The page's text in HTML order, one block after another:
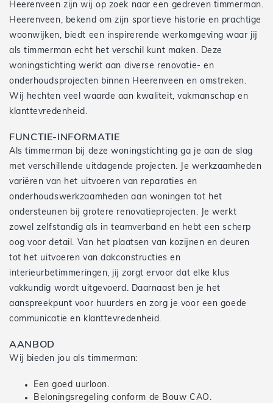
Heerenveen zijn wij op zoek naar een gedreven timmerman.
Heerenveen, bekend om zijn sportieve historie en prachtige
woonwijken, biedt een inspirerende werkomgeving waar jij
als timmerman echt het verschil kunt maken. Deze
woningstichting werkt aan diverse renovatie- en
onderhoudsprojecten binnen Heerenveen en omstreken.
Wij hechten veel waarde aan kwaliteit, vakmanschap en
klanttevredenheid.
FUNCTIE-INFORMATIE
Als timmerman bij deze woningstichting ga je aan de slag
met verschillende uitdagende projecten. Je werkzaamheden
variëren van het uitvoeren van reparaties en
onderhoudswerkzaamheden aan woningen tot het
ondersteunen bij grotere renovatieprojecten. Je werkt
zowel zelfstandig als in teamverband en hebt een scherp
oog voor detail. Van het plaatsen van kozijnen en deuren
tot het uitvoeren van dakconstructies en
interieurbetimmeringen, jij zorgt ervoor dat elke klus
vakkundig wordt uitgevoerd. Daarnaast ben je het
aanspreekpunt voor huurders en zorg je voor een goede
communicatie en klanttevredenheid.
AANBOD
Wij bieden jou als timmerman:
Een goed uurloon.
Beloningsregeling conform de Bouw CAO.